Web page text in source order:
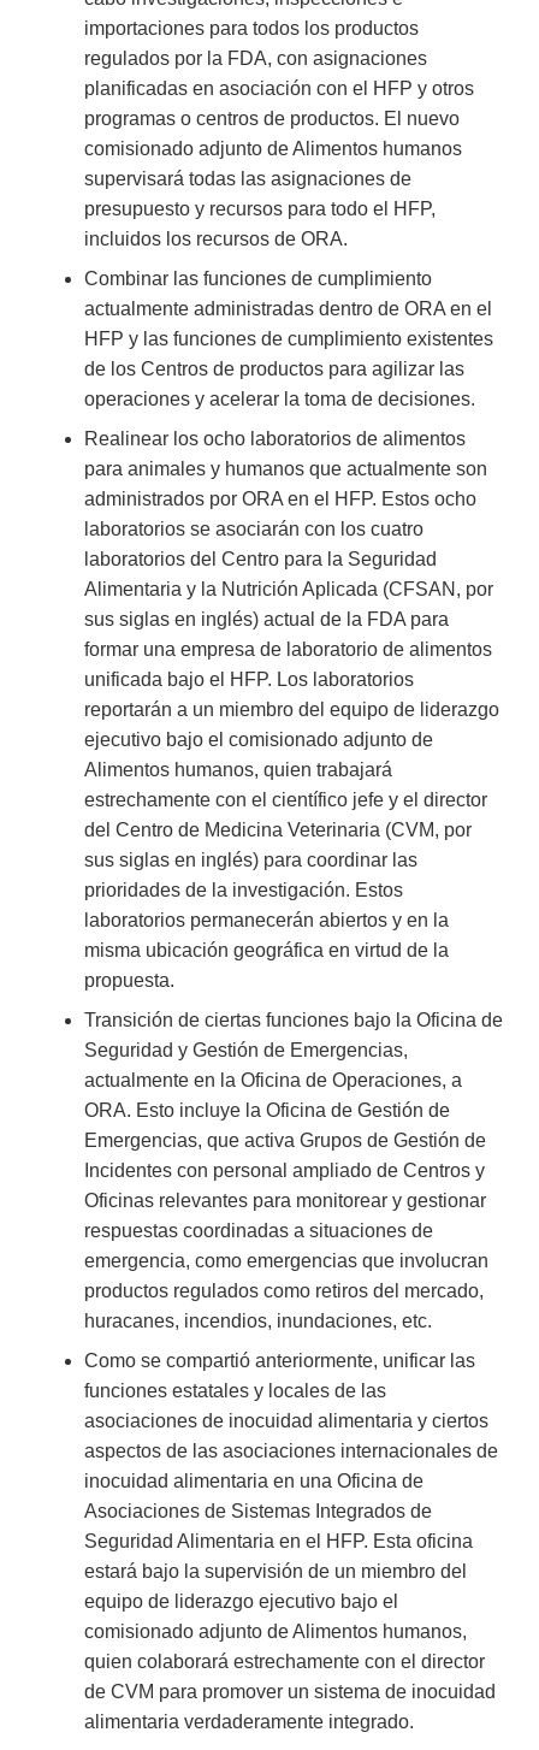
importaciones para todos los productos
regulados por la FDA, con asignaciones
planificadas en asociación con el HFP y otros
programas o centros de productos. El nuevo
comisionado adjunto de Alimentos humanos
supervisará todas las asignaciones de
presupuesto y recursos para todo el HFP,
incluidos los recursos de ORA.
Combinar las funciones de cumplimiento
actualmente administradas dentro de ORA en el
HFP y las funciones de cumplimiento existentes
de los Centros de productos para agilizar las
operaciones y acelerar la toma de decisiones.
Realinear los ocho laboratorios de alimentos
para animales y humanos que actualmente son
administrados por ORA en el HFP. Estos ocho
laboratorios se asociarán con los cuatro
laboratorios del Centro para la Seguridad
Alimentaria y la Nutrición Aplicada (CFSAN, por
sus siglas en inglés) actual de la FDA para
formar una empresa de laboratorio de alimentos
unificada bajo el HFP. Los laboratorios
reportarán a un miembro del equipo de liderazgo
ejecutivo bajo el comisionado adjunto de
Alimentos humanos, quien trabajará
estrechamente con el científico jefe y el director
del Centro de Medicina Veterinaria (CVM, por
sus siglas en inglés) para coordinar las
prioridades de la investigación. Estos
laboratorios permanecerán abiertos y en la
misma ubicación geográfica en virtud de la
propuesta.
Transición de ciertas funciones bajo la Oficina de
Seguridad y Gestión de Emergencias,
actualmente en la Oficina de Operaciones, a
ORA. Esto incluye la Oficina de Gestión de
Emergencias, que activa Grupos de Gestión de
Incidentes con personal ampliado de Centros y
Oficinas relevantes para monitorear y gestionar
respuestas coordinadas a situaciones de
emergencia, como emergencias que involucran
productos regulados como retiros del mercado,
huracanes, incendios, inundaciones, etc.
Como se compartió anteriormente, unificar las
funciones estatales y locales de las
asociaciones de inocuidad alimentaria y ciertos
aspectos de las asociaciones internacionales de
inocuidad alimentaria en una Oficina de
Asociaciones de Sistemas Integrados de
Seguridad Alimentaria en el HFP. Esta oficina
estará bajo la supervisión de un miembro del
equipo de liderazgo ejecutivo bajo el
comisionado adjunto de Alimentos humanos,
quien colaborará estrechamente con el director
de CVM para promover un sistema de inocuidad
alimentaria verdaderamente integrado.